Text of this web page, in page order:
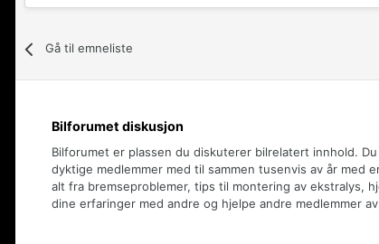
Gå til emneliste
Bilforumet diskusjon
Bilforumet er plassen du diskuterer bilrelatert innhold.
dyktige medlemmer med til sammen tusenvis av år med
alt fra bremseproblemer, tips til montering av ekstralys,
dine erfaringer med andre og hjelpe andre medlemmer